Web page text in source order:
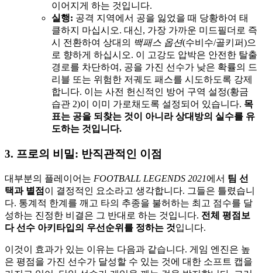
이어지게 하는 것입니다.
실행: 공격 지역에서 공을 잃었을 때 당황하여 태
클하지 마십시오. 대신, 가장 가까운 미드필더로 즉
시 전환하여 상대의 백패스 옵션(수비수/골키퍼)으
로 향하게 하십시오. 이 고강도 압박은 안전한 탈출
경로를 차단하여, 공을 가진 선수가 낮은 확률의 드
리블 또는 위험한 저궤도 패스를 시도하도록 강제
합니다. 이는 사전 헌신적인 방어 구역 설정(황금
습관 2)이 이미 가로채도록 설정되어 있습니다. 목
표는 공을 되찾는 것이 아니라 상대방의 실수를 유
도하는 것입니다.
3. 프로의 비밀: 반직관적인 이점
대부분의 플레이어는 FOOTBALL LEGENDS 2021에서 팀 선
택과 별점 이 결정적인 요소라고 생각합니다. 그들은 틀렸습니
다. 통계적 한계를 깨고 타의 추종을 불허하는 최고 점수를 달
성하는 진정한 비결은 그 반대로 하는 것입니다. 전체 평점보
다 선수 아키타입의 우선순위를 정하는 것입니다.
이것이 효과가 있는 이유는 다음과 같습니다. 게임 엔진은 높
은 평점을 가진 선수가 달성할 수 있는 것에 대한 소프트 캡을